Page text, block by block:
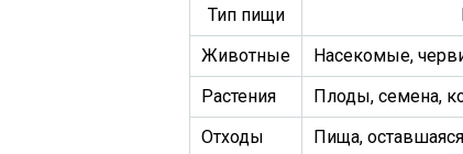
Тип пищи
Животные
Насекомые,
Растения
Плоды, семена,
Отходы
Пища,